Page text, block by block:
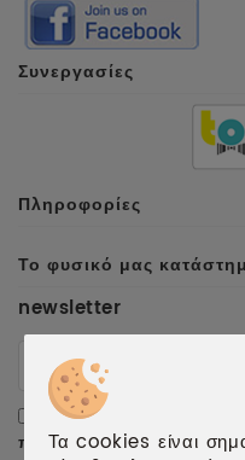
Συνεργασίες
Πληροφορίες
Το φυσικό μας
newsletter
Αποδέχομαι τους
προσωπικών δεδομένων.
Τα cookies είναι